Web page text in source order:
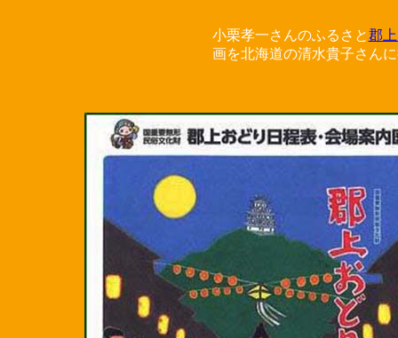
小栗孝一さんのふるさと郡
画を北海道の清水貴子さん